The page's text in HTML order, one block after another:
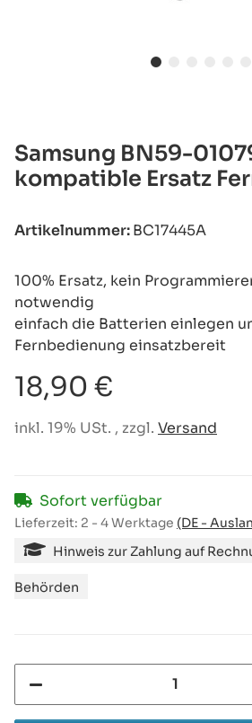
Samsung BN59-
kompatible Ersatz
Artikelnummer:BC17445A
100% Ersatz, kein
notwendig
einfach die Batterien einlegen
Fernbedienung einsatzbereit
18,90 €
inkl. 19% USt. , zzgl. Versand
Sofort verfügbar
Lieferzeit: 2 - 4 Werktage (DE -
Hinweis zur Zahlung auf
Behörden